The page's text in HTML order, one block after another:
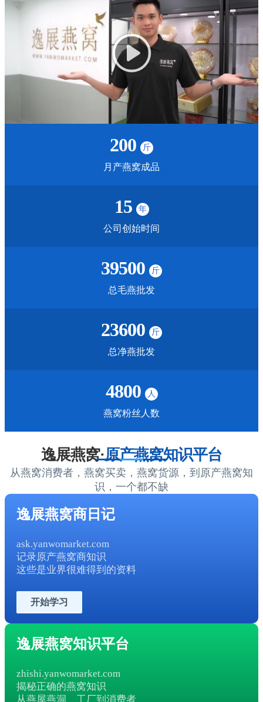
200 斤
月产燕窝成品
15 年
公司创始时间
39500 斤
总毛燕批发
23600 斤
总净燕批发
4800 人
燕窝粉丝人数
逸展燕窝·原产燕窝知识平台
从燕窝消费者，燕窝买卖，燕窝货源，到原产燕窝知
识，一个都不缺
逸展燕窝商日记
ask.yanwomarket.com
记录原产燕窝商知识
这些是业界很难得到的资料
开始学习
逸展燕窝知识平台
zhishi.yanwomarket.com
揭秘正确的燕窝知识
从燕屋燕洞、工厂到消费者